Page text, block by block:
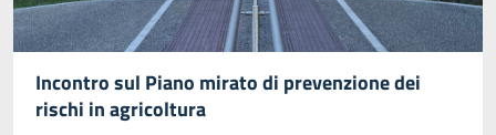
Incontro sul Piano mirato di prevenzione dei
rischi in agricoltura